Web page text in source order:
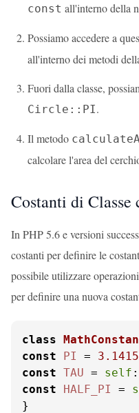
const all'interno della
Possiamo accedere a
all'interno dei metodi
Fuori dalla classe,
Circle::PI.
Il metodo
calcolare l'area del
Costanti di Classe
In PHP 5.6 e versioni
costanti per definire le
possibile utilizzare
per definire una nuova
class
const
PI =
const TAU = self
const
HALF_PI =
}